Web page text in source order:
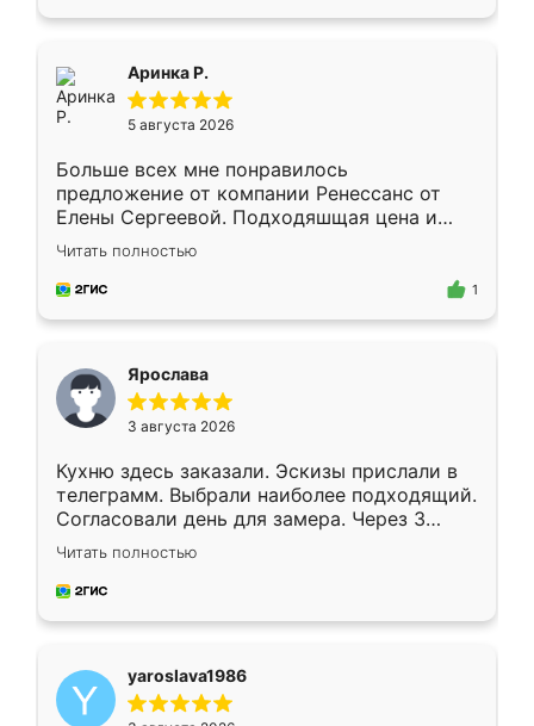
Аринка Р.
5 августа 2026
Больше всех мне понравилось
предложение от компании Ренессанс от
Елены Сергеевой. Подходяшщая цена и
короткие сроки изготовления. Приехавший
для замера сотрудник Владислав
предложил по моему эскизу самый
Читать полностью
1
Ярослава
3 августа 2026
Кухню здесь заказали. Эскизы прислали в
телеграмм. Выбрали наиболее подходящий.
Согласовали день для замера. Через 3
недели кухня была уже готова. Остались
довольны работой. Спасибо Ренессанс
мебель за качественную работу!
Читать полностью
yaroslava1986